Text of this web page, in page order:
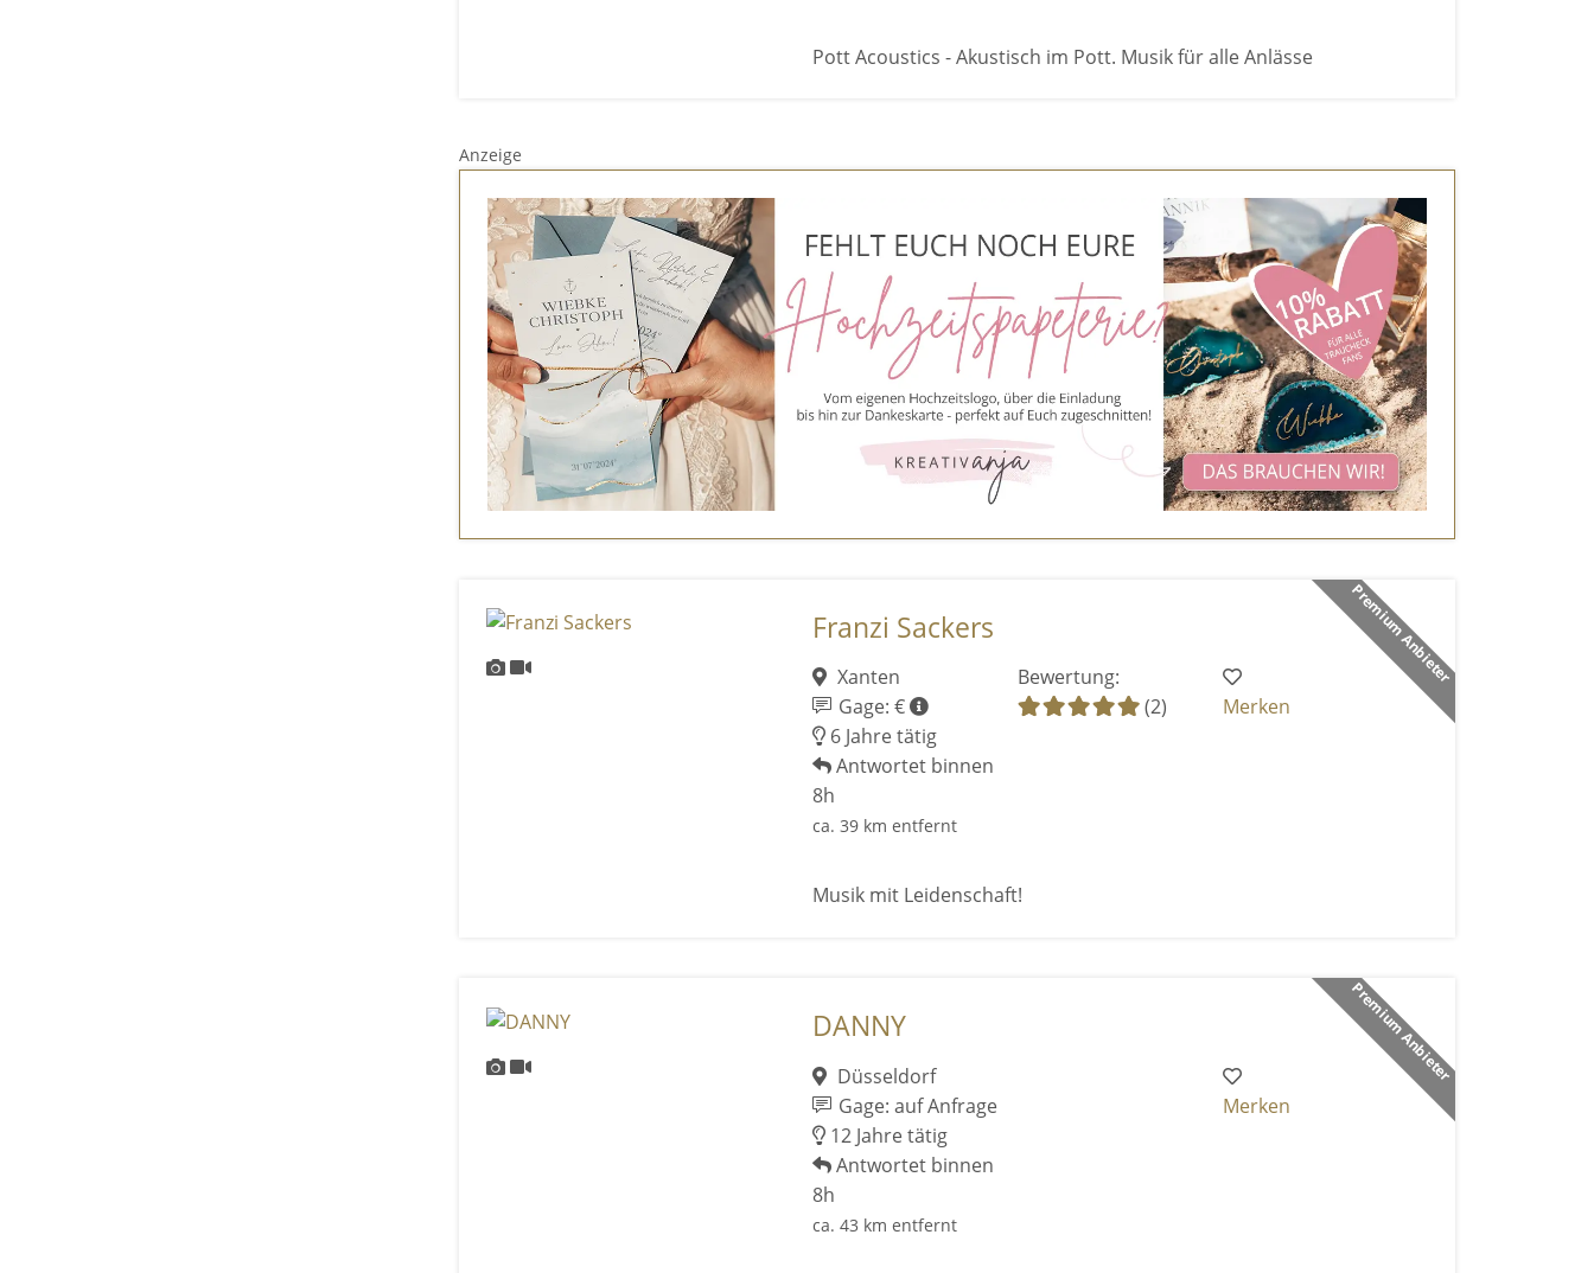
Pott Acoustics - Akustisch im Pott. Musik für alle Anlässe
Anzeige
Premium Anbieter
Franzi Sackers
Xanten
Gage: €
6 Jahre tätig
Antwortet binnen
8h
ca. 39 km entfernt
Bewertung:
(2)
Merken
Musik mit Leidenschaft!
Premium Anbieter
DANNY
Düsseldorf
Gage: auf Anfrage
12 Jahre tätig
Antwortet binnen
8h
ca. 43 km entfernt
Merken